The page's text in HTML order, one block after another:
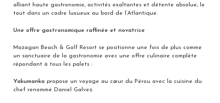
alliant haute gastronomie, activités exaltantes et détente absolue, le
tout dans un cadre luxueux au bord de l’Atlantique.
Une offre gastronomique raffinée et novatrice
Mazagan Beach & Golf Resort se positionne une fois de plus comme
un sanctuaire de la gastronomie avec une offre culinaire complète
répondant à tous les palets :
Yakumanka propose un voyage au cœur du Pérou avec la cuisine du
chef renommé Daniel Galvez.